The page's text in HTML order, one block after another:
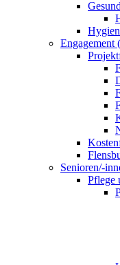
Engagement
Senioren/-
Pflege